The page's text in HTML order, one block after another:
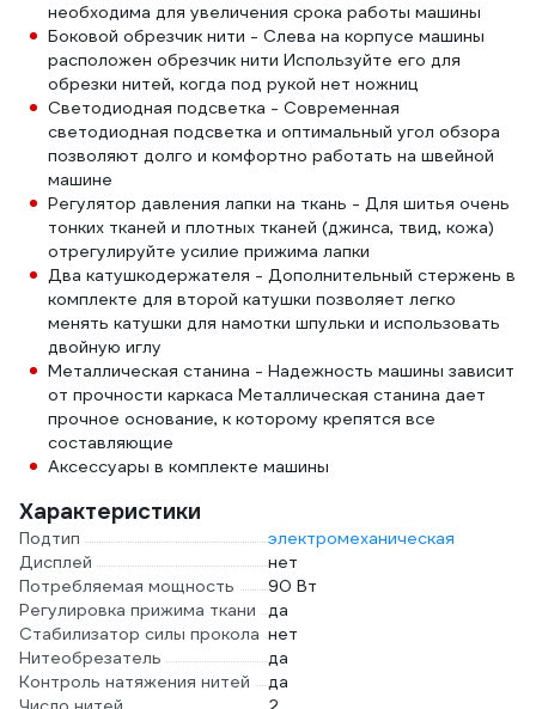
необходима для увеличения срока работы машины
Боковой обрезчик нити - Слева на корпусе машины
расположен обрезчик нити Используйте его для
обрезки нитей, когда под рукой нет ножниц
Светодиодная подсветка - Современная
светодиодная подсветка и оптимальный угол обзора
позволяют долго и комфортно работать на швейной
машине
Регулятор давления лапки на ткань - Для шитья очень
тонких тканей и плотных тканей (джинса, твид, кожа)
отрегулируйте усилие прижима лапки
Два катушкодержателя - Дополнительный стержень в
комплекте для второй катушки позволяет легко
менять катушки для намотки шпульки и использовать
двойную иглу
Металлическая станина - Надежность машины зависит
от прочности каркаса Металлическая станина дает
прочное основание, к которому крепятся все
составляющие
Аксессуары в комплекте машины
Характеристики
Подтип
электромеханическая
Дисплей
нет
Потребляемая мощность
90 Вт
Регулировка прижима ткани
да
Стабилизатор силы прокола нет
Нитеобрезатель
да
Контроль натяжения нитей
да